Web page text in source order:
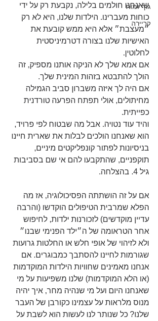
גוף ומוח
קריירה
שאנחנו חולמים בלילה, נקבעת רק על ידי
כוחות מעברינו. הילדות שלנו, היא לא רק
״מעצבת״ אלא היא ממש קובעת את
האישיות שלנו בצורה דטרמיניסטית
לחלוטין.
אם אמא שלך לא הניקה אותנו מספיק, זה
הולך להתבטא בזהות המינית שלך.
אם היה לך איזה משברון סביב הגמילה
מחיתולים, אולי תפתח הפרעה טורדנית
כפייתית.
והיד עוד נטויה. אבל מה שבטוח לפי פרויד,
הוא שאנחנו הולכים לבלות את שארית חיינו
בניסיונות לפתור קונפליקטים מיניים,
תוקפניים, שהתקבעו להם אי שם בסביבות
גיל 4. בהצלחה.
אם על זה הושתתה הפסיכולוגיה, אז מה
הפלא שמרבית הטיפולים הוקדשו (והרבה
עדיין מוקדשים) לזכורנות ילדות, לחיפוש
אחר הטראומה של ה״ילד הפנימי שבנו״
ולא לזיהוי של אופי חלש או החלטות גרועות
שגורמות לחיינו להסתבך כמבוגרים. אם
אנחנו מאמינים שחוויות הילדות המוקדמות
(או הלא המוקדמות) שלנו משפיעות על מי
שאנחנו היום ועל מי שנהיה מחר, איך יהיה
מנוס מלראות על עצמינו כקורבן של העבר
שלנו? כל שנותר לנו לעשות הוא לשבת על